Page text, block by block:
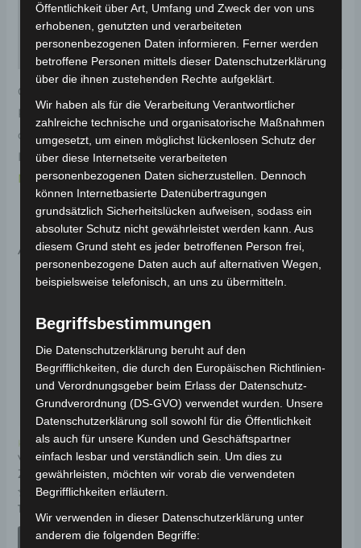
Produktsicherheit
Rezensionen (0)
Original-Ersatzteil für den Elektro-Scooter VS1.
Rechtes unteres zierleistenabdeckung-rot für
optimale Funktionalität und Haltbarkeit. Weitere
Informationen zum Fahrzeug findest du hier:
Motor Elektro-Scooter VS1.
Ähnliche Produkte
Kostenloser Versand
VS1
ZÜNDSCHALTERGEHÄUSEGUMMI
Bewertet
mit
0
19,00
IN DEN WARENKORB
Kostenloser Versand
VS1
LENKERFRONTDECKEL
mit
vonIN DEN WARENKORB
Öffentlichkeit über Art, Umfang und Zweck der von uns
erhobenen, genutzten und verarbeiteten
personenbezogenen Daten informieren. Ferner werden
betroffene Personen mittels dieser Datenschutzerklärung
über die ihnen zustehenden Rechte aufgeklärt.
Wir haben als für die Verarbeitung Verantwortlicher
zahlreiche technische und organisatorische Maßnahmen
umgesetzt, um einen möglichst lückenlosen Schutz der
über diese Internetseite verarbeiteten
personenbezogenen Daten sicherzustellen. Dennoch
können Internetbasierte Datenübertragungen
grundsätzlich Sicherheitslücken aufweisen, sodass ein
absoluter Schutz nicht gewährleistet werden kann. Aus
diesem Grund steht es jeder betroffenen Person frei,
personenbezogene Daten auch auf alternativen Wegen,
beispielsweise telefonisch, an uns zu übermitteln.
Begriffsbestimmungen
Die Datenschutzerklärung beruht auf den
Begrifflichkeiten, die durch den Europäischen Richtlinien-
und Verordnungsgeber beim Erlass der Datenschutz-
Grundverordnung (DS-GVO) verwendet wurden. Unsere
Datenschutzerklärung soll sowohl für die Öffentlichkeit
als auch für unsere Kunden und Geschäftspartner
einfach lesbar und verständlich sein. Um dies zu
gewährleisten, möchten wir vorab die verwendeten
Begrifflichkeiten erläutern.
Wir verwenden in dieser Datenschutzerklärung unter
anderem die folgenden Begriffe: